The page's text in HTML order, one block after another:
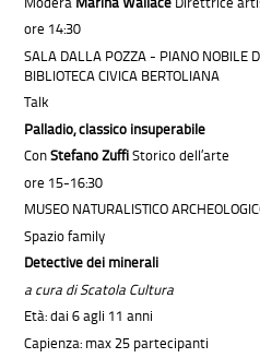
ore 14:30
SALA DALLA POZZA - PIANO NOBILE
BIBLIOTECA CIVICA BERTOLIANA
Talk
Palladio, classico insuperabile
ConStefano ZuffiStorico dell’arte
ore 15-16:30
MUSEO NATURALISTICO
Spazio family
Detective dei minerali
a cura di Scatola Cultura
Età: dai 6 agli 11 anni
Capienza: max 25 partecipanti